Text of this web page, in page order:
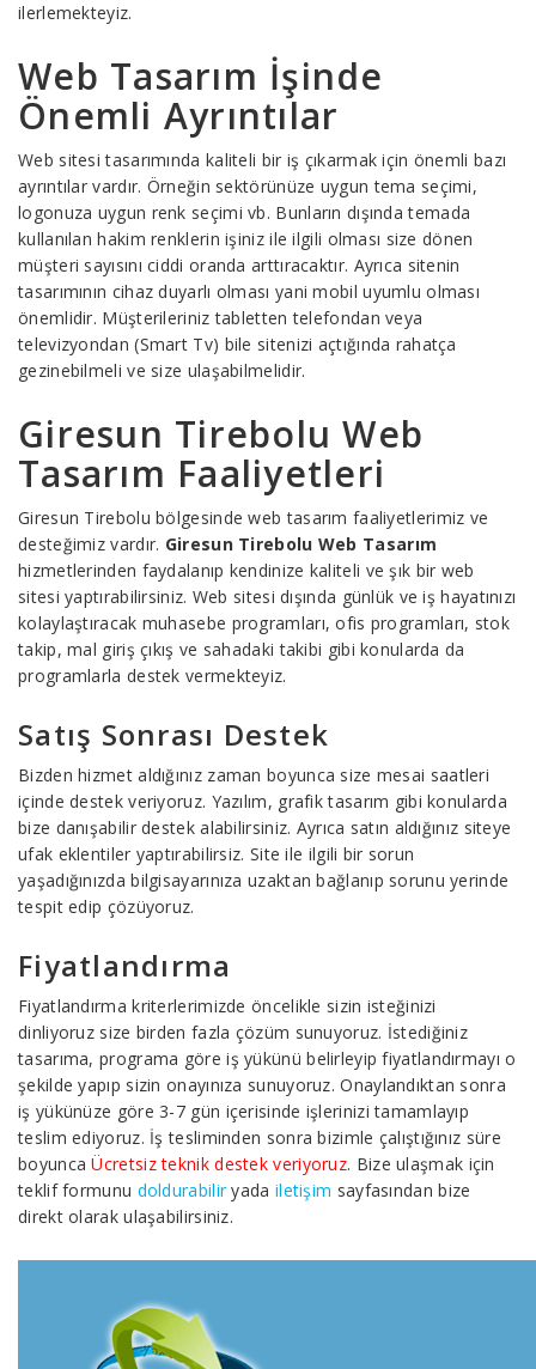
ilerlemekteyiz.
Web Tasarım İşinde
Önemli Ayrıntılar
Web sitesi tasarımında kaliteli bir iş çıkarmak için önemli bazı
ayrıntılar vardır. Örneğin sektörünüze uygun tema seçimi,
logonuza uygun renk seçimi vb. Bunların dışında temada
kullanılan hakim renklerin işiniz ile ilgili olması size dönen
müşteri sayısını ciddi oranda arttıracaktır. Ayrıca sitenin
tasarımının cihaz duyarlı olması yani mobil uyumlu olması
önemlidir. Müşterileriniz tabletten telefondan veya
televizyondan (Smart Tv) bile sitenizi açtığında rahatça
gezinebilmeli ve size ulaşabilmelidir.
Giresun Tirebolu Web
Tasarım Faaliyetleri
Giresun Tirebolu bölgesinde web tasarım faaliyetlerimiz ve
desteğimiz vardır. Giresun Tirebolu Web Tasarım
hizmetlerinden faydalanıp kendinize kaliteli ve şık bir web
sitesi yaptırabilirsiniz. Web sitesi dışında günlük ve iş hayatınızı
kolaylaştıracak muhasebe programları, ofis programları, stok
takip, mal giriş çıkış ve sahadaki takibi gibi konularda da
programlarla destek vermekteyiz.
Satış Sonrası Destek
Bizden hizmet aldığınız zaman boyunca size mesai saatleri
içinde destek veriyoruz. Yazılım, grafik tasarım gibi konularda
bize danışabilir destek alabilirsiniz. Ayrıca satın aldığınız siteye
ufak eklentiler yaptırabilirsiz. Site ile ilgili bir sorun
yaşadığınızda bilgisayarınıza uzaktan bağlanıp sorunu yerinde
tespit edip çözüyoruz.
Fiyatlandırma
Fiyatlandırma kriterlerimizde öncelikle sizin isteğinizi
dinliyoruz size birden fazla çözüm sunuyoruz. İstediğiniz
tasarıma, programa göre iş yükünü belirleyip fiyatlandırmayı o
şekilde yapıp sizin onayınıza sunuyoruz. Onaylandıktan sonra
iş yükünüze göre 3-7 gün içerisinde işlerinizi tamamlayıp
teslim ediyoruz. İş tesliminden sonra bizimle çalıştığınız süre
boyuncaÜcretsiz teknik destek veriyoruz. Bize ulaşmak için
teklif formunu doldurabiliryada iletişim sayfasından bize
direkt olarak ulaşabilirsiniz.